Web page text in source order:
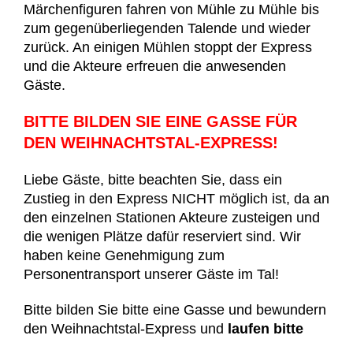
Märchenfiguren fahren von Mühle zu Mühle bis
zum gegenüberliegenden Talende und wieder
zurück. An einigen Mühlen stoppt der Express
und die Akteure erfreuen die anwesenden
Gäste.
BITTE BILDEN SIE EINE GASSE FÜR
DEN WEIHNACHTSTAL-EXPRESS!
Liebe Gäste, bitte beachten Sie, dass ein
Zustieg in den Express NICHT möglich ist, da an
den einzelnen Stationen Akteure zusteigen und
die wenigen Plätze dafür reserviert sind. Wir
haben keine Genehmigung zum
Personentransport unserer Gäste im Tal!
Bitte bilden Sie bitte eine Gasse und bewundern
den Weihnachtstal-Express und laufen bitte